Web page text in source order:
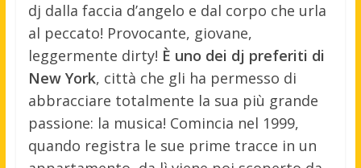
dj dalla faccia d’angelo e dal corpo che urla
al peccato! Provocante, giovane,
leggermente dirty! È uno dei dj preferiti di
New York, città che gli ha permesso di
abbracciare totalmente la sua più grande
passione: la musica! Comincia nel 1999,
quando registra le sue prime tracce in un